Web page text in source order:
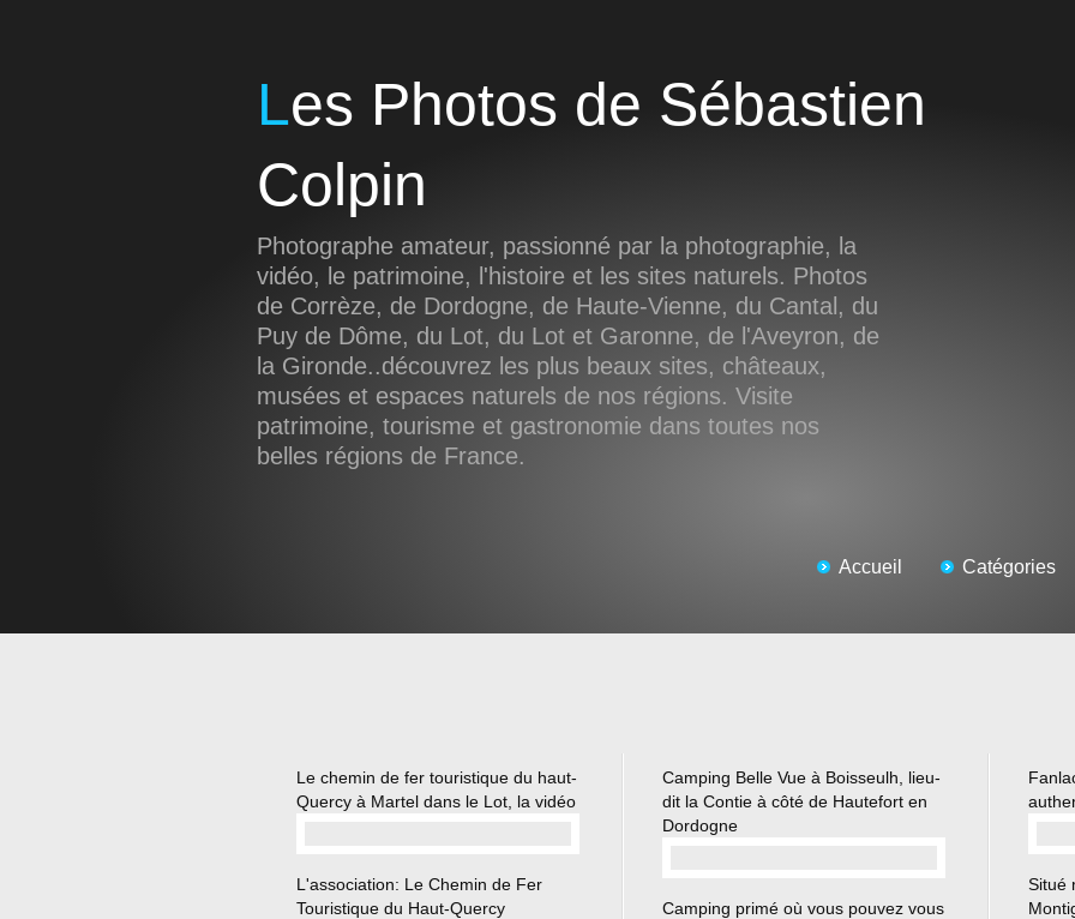
Les Photos de Sébastien
Colpin
Photographe amateur, passionné par la photographie, la
vidéo, le patrimoine, l'histoire et les sites naturels. Photos
de Corrèze, de Dordogne, de Haute-Vienne, du Cantal, du
Puy de Dôme, du Lot, du Lot et Garonne, de l'Aveyron, de
la Gironde..découvrez les plus beaux sites, châteaux,
musées et espaces naturels de nos régions. Visite
patrimoine, tourisme et gastronomie dans toutes nos
belles régions de France.
Accueil Catégories
Le chemin de fer touristique du haut-
Quercy à Martel dans le Lot, la vidéo
L'association: Le Chemin de Fer
Touristique du Haut-Quercy
Camping Belle Vue à Boisseulh, lieu-
dit la Contie à côté de Hautefort en
Dordogne
Camping primé où vous pouvez vous
Situé